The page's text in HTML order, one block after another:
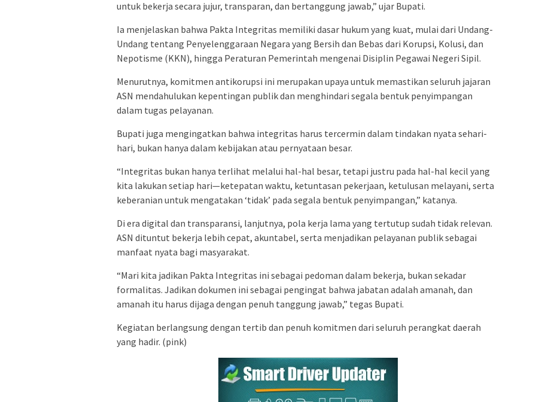
untuk bekerja secara jujur, transparan, dan bertanggung jawab,” ujar Bupati.
Ia menjelaskan bahwa Pakta Integritas memiliki dasar hukum yang kuat, mulai dari Undang-
Undang tentang Penyelenggaraan Negara yang Bersih dan Bebas dari Korupsi, Kolusi, dan
Nepotisme (KKN), hingga Peraturan Pemerintah mengenai Disiplin Pegawai Negeri Sipil.
Menurutnya, komitmen antikorupsi ini merupakan upaya untuk memastikan seluruh jajaran
ASN mendahulukan kepentingan publik dan menghindari segala bentuk penyimpangan
dalam tugas pelayanan.
Bupati juga mengingatkan bahwa integritas harus tercermin dalam tindakan nyata sehari-
hari, bukan hanya dalam kebijakan atau pernyataan besar.
“Integritas bukan hanya terlihat melalui hal-hal besar, tetapi justru pada hal-hal kecil yang
kita lakukan setiap hari—ketepatan waktu, ketuntasan pekerjaan, ketulusan melayani, serta
keberanian untuk mengatakan ‘tidak’ pada segala bentuk penyimpangan,” katanya.
Di era digital dan transparansi, lanjutnya, pola kerja lama yang tertutup sudah tidak relevan.
ASN dituntut bekerja lebih cepat, akuntabel, serta menjadikan pelayanan publik sebagai
manfaat nyata bagi masyarakat.
“Mari kita jadikan Pakta Integritas ini sebagai pedoman dalam bekerja, bukan sekadar
formalitas. Jadikan dokumen ini sebagai pengingat bahwa jabatan adalah amanah, dan
amanah itu harus dijaga dengan penuh tanggung jawab,” tegas Bupati.
Kegiatan berlangsung dengan tertib dan penuh komitmen dari seluruh perangkat daerah
yang hadir. (pink)